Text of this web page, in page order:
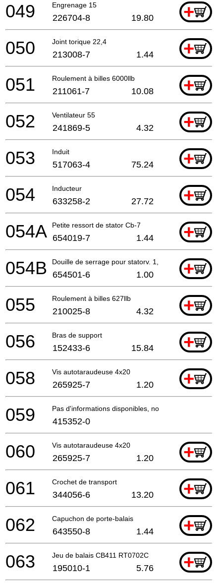
Engrenage 15 +
049 226704-8 19.80
Joint torique 22,4 +
050 213008-7 1.44
Roulement à billes 6000llb +
051 211061-7 10.08
Ventilateur 55 +
052 241869-5 4.32
Induit +
053 517063-4 75.24
Inducteur +
054 633258-2 27.72
Petite ressort de stator Cb-7 +
054A 654019-7 1.44
Douille de serrage pour statorv. 1,25mm +
054B 654501-6 1.00
Roulement à billes 627llb +
055 210025-8 4.32
Bras de support +
056 152433-6 15.84
Vis autotaraudeuse 4x20 +
058 265925-7 1.20
Pas d'informations disponibles, non commandable
059 415352-0
Vis autotaraudeuse 4x20 +
060 265925-7 1.20
Crochet de transport +
061 344056-6 13.20
Capuchon de porte-balais +
062 643550-8 1.44
Jeu de balais CB411 RT0702C +
063 195010-1 5.76